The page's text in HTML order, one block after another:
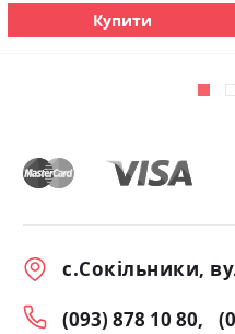
Купити
с.Сокільники,
(093) 878 10 80